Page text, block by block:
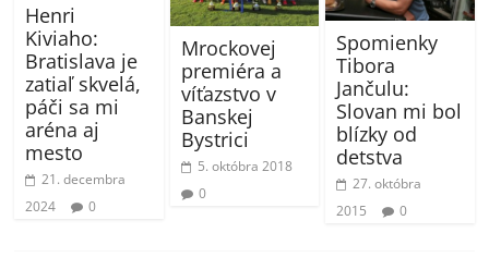
Henri
Kiviaho:
Bratislava je
zatiaľ skvelá,
páči sa mi
aréna aj
mesto
21. decembra
2024
0
Mrockovej
premiéra a
víťazstvo v
Banskej
Bystrici
5. októbra 2018
0
Spomienky
Tibora
Jančulu:
Slovan mi bol
blízky od
detstva
27. októbra
2015
0